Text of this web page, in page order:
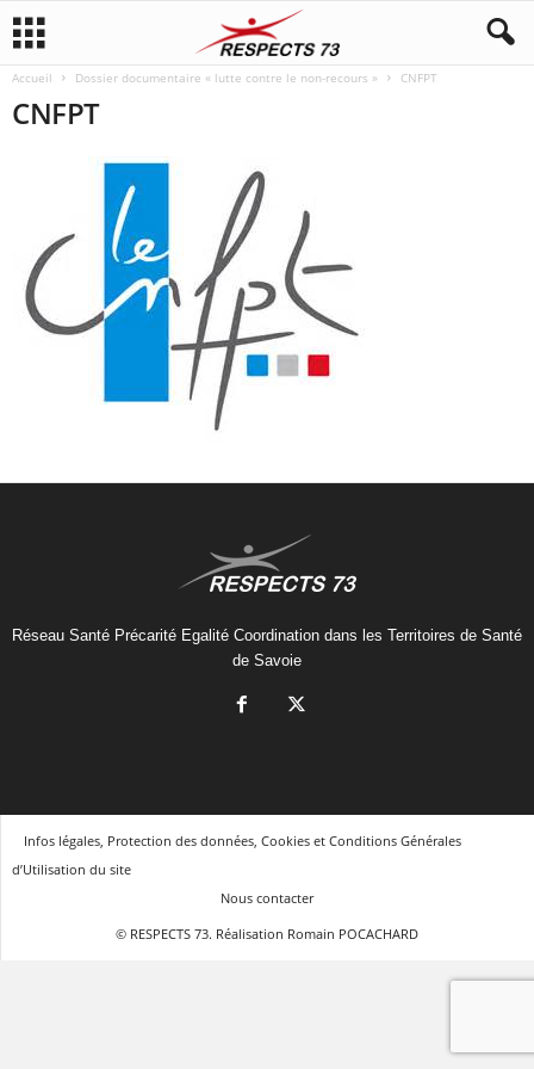
Accueil Dossier documentaire « lutte contre le non-recours » CNFPT
CNFPT
Réseau Santé Précarité Egalité Coordination dans les Territoires de Santé
de Savoie
Infos légales, Protection des données, Cookies et Conditions Générales
d’Utilisation du site
Nous contacter
© RESPECTS 73. Réalisation Romain POCACHARD